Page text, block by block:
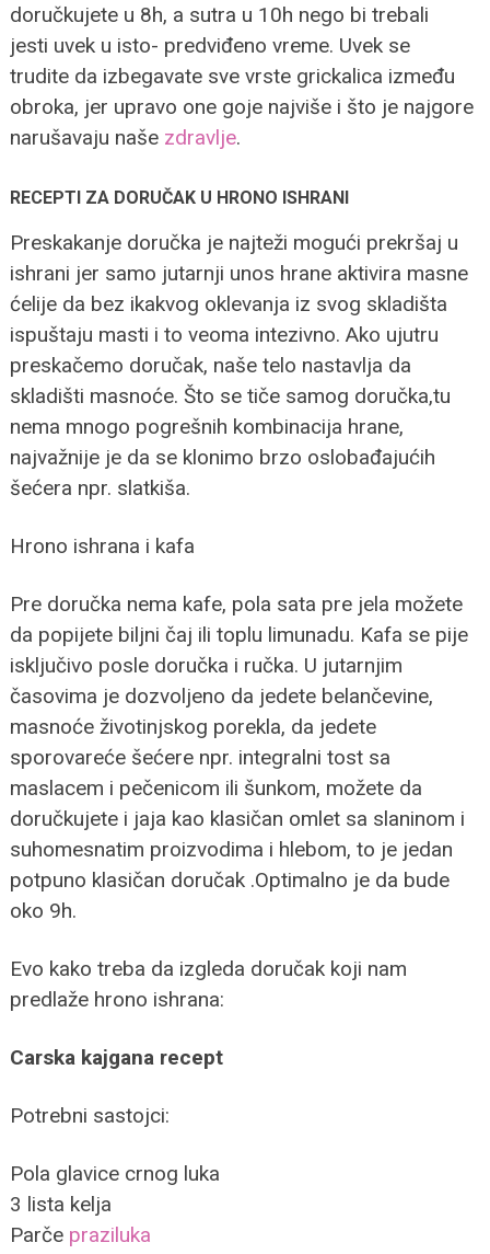
doručkujete u 8h, a sutra u 10h nego bi trebali
jesti uvek u isto- predviđeno vreme. Uvek se
trudite da izbegavate sve vrste grickalica između
obroka, jer upravo one goje najviše i što je najgore
narušavaju naše zdravlje.
RECEPTI ZA DORUČAK U HRONO ISHRANI
Preskakanje doručka je najteži mogući prekršaj u
ishrani jer samo jutarnji unos hrane aktivira masne
ćelije da bez ikakvog oklevanja iz svog skladišta
ispuštaju masti i to veoma intezivno. Ako ujutru
preskačemo doručak, naše telo nastavlja da
skladišti masnoće. Što se tiče samog doručka,tu
nema mnogo pogrešnih kombinacija hrane,
najvažnije je da se klonimo brzo oslobađajućih
šećera npr. slatkiša.
Hrono ishrana i kafa
Pre doručka nema kafe, pola sata pre jela možete
da popijete biljni čaj ili toplu limunadu. Kafa se pije
isključivo posle doručka i ručka. U jutarnjim
časovima je dozvoljeno da jedete belančevine,
masnoće životinjskog porekla, da jedete
sporovareće šećere npr. integralni tost sa
maslacem i pečenicom ili šunkom, možete da
doručkujete i jaja kao klasičan omlet sa slaninom i
suhomesnatim proizvodima i hlebom, to je jedan
potpuno klasičan doručak .Optimalno je da bude
oko 9h.
Evo kako treba da izgleda doručak koji nam
predlaže hrono ishrana:
Carska kajgana recept
Potrebni sastojci:
Pola glavice crnog luka
3 lista kelja
Parče praziluka